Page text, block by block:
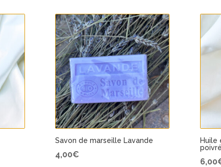
Savon de marseille Lavande
4,00€
Huile
6,00